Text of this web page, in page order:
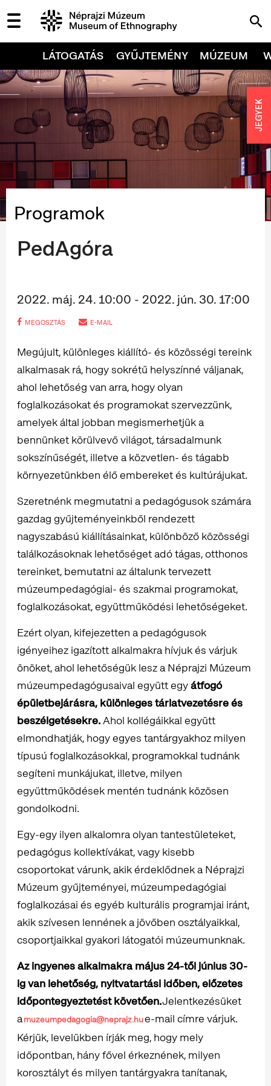
LÁTOGATÁS GYŰJTEMÉNY MÚZEUM
Programok
PedAgóra
2022. máj. 24. 10:00 - 2022. jún. 30. 17:00
MEGOSZTÁS E-MAIL
Megújult, különleges kiállító- és közösségi tereink
alkalmasak rá, hogy sokrétű helyszínné váljanak,
ahol lehetőség van arra, hogy olyan
foglalkozásokat és programokat szervezzünk,
amelyek által jobban megismerhetjük a
bennünket körülvevő világot, társadalmunk
sokszínűségét, illetve a közvetlen- és tágabb
környezetünkben élő embereket és kultúrájukat.
Szeretnénk megmutatni a pedagógusok számára
gazdag gyűjteményeinkből rendezett
nagyszabású kiállításainkat, különböző közösségi
találkozásoknak lehetőséget adó tágas, otthonos
tereinket, bemutatni az általunk tervezett
múzeumpedagógiai- és szakmai programokat,
foglalkozásokat, együttműködési lehetőségeket.
Ezért olyan, kifejezetten a pedagógusok
igényeihez igazított alkalmakra hívjuk és várjuk
önöket, ahol lehetőségük lesz a Néprajzi Múzeum
múzeumpedagógusaival együtt egyátfogó
épületbejárásra, különleges tárlatvezetésre és
beszélgetésekre.Ahol kollégáikkal együtt
elmondhatják, hogy egyes tantárgyakhoz milyen
típusú foglalkozásokkal, programokkal tudnánk
segíteni munkájukat, illetve, milyen
együttműködések mentén tudnánk közösen
gondolkodni.
Egy-egy ilyen alkalomra olyan tantestületeket,
pedagógus kollektívákat, vagy kisebb
csoportokat várunk, akik érdeklődnek a Néprajzi
Múzeum gyűjteményei, múzeumpedagógiai
foglalkozásai és egyéb kulturális programjai iránt,
akik szívesen lennének a jövőben osztályaikkal,
csoportjaikkal gyakori látogatói múzeumunknak.
Az ingyenes alkalmakra május 24-től június 30-
ig van lehetőség, nyitvatartási időben, előzetes
időpontegyeztetést követően.Jelentkezésüket
amuzeumpedagogia@neprajz.hue-mail címre várjuk.
Kérjük, levelükben írják meg, hogy mely
időpontban, hány fővel érkeznének, milyen
korosztályt és milyen tantárgyakra tanítanak,
JEGYEK